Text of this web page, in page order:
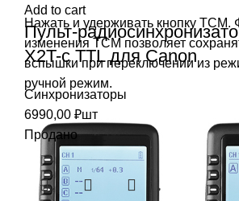
Нажать и удерживать кнопку TCM.
изменения TCM позволяет
вспышки при переключении из
ручной режим.
Add to cart
Пульт-
X2T-c TTL для Canon
Синхронизаторы
6990,00 ₽шт
Продано